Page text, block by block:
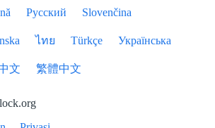
Русский Slovenčina
ไทย Türkçe Українська
文 繁體中文